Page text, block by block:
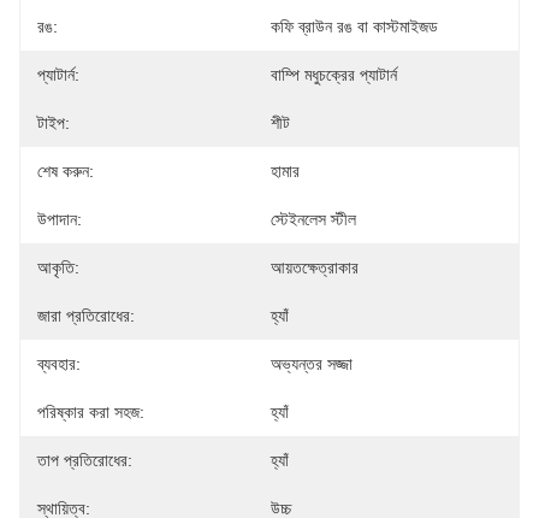
রঙ: কফি ব্রাউন রঙ বা কাস্টমাইজড
প্যাটার্ন: বাম্পি মধুচক্রের প্যাটার্ন
টাইপ: শীট
শেষ করুন: হামার
উপাদান: স্টেইনলেস স্টীল
আকৃতি: আয়তক্ষেত্রাকার
জারা প্রতিরোধের: হ্যাঁ
ব্যবহার: অভ্যন্তর সজ্জা
পরিষ্কার করা সহজ: হ্যাঁ
তাপ প্রতিরোধের: হ্যাঁ
স্থায়িত্ব: উচ্চ